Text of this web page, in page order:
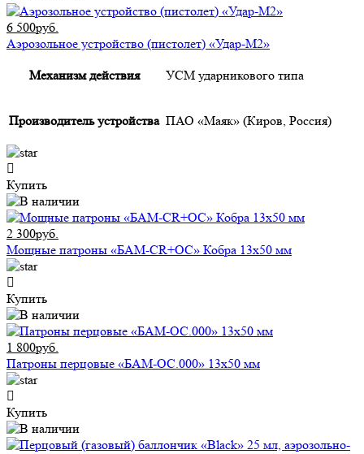
6 500руб.
Аэрозольное устройство (пистолет) «Удар-М2»
Механизм действия УСМ ударникового типа
Производитель устройства ПАО «Маяк» (Киров, Россия)
Купить
2 300руб.
Мощные патроны «БАМ-CR+ОС» Кобра 13х50 мм
Купить
1 800руб.
Патроны перцовые «БАМ-ОС.000» 13х50 мм
Купить